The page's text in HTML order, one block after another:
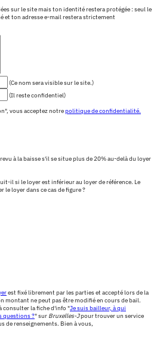
sur le site mais ton identité restera protégée : seul le
et ton adresse e-mail restera strictement
(Ce nom sera visible sur le site.)
(Il reste confidentiel)
vous acceptez notrepolitique de confidentialité.
à la baisse s'il se situe plus de 20% au-delà du loyer
il si le loyer est inférieur au loyer de référence. Le
loyer dans ce cas de figure ?
est fixé librement par les parties et accepté lors de la
montant ne peut pas être modifié en cours de bail.
consulter la fiche d'info "Je suis bailleur, à qui
questions ?" sur Bruxelles-Jpour trouver un service
de renseignements. Bien à vous,